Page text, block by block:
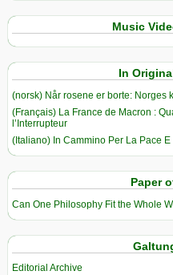
Music
In
(norsk) Når rosene er borte: Norges
(Français) La France de Macron :
l’Interrupteur
(Italiano) In Cammino Per La Pace
Paper
Can One Philosophy Fit the Whole
Editorial Archive